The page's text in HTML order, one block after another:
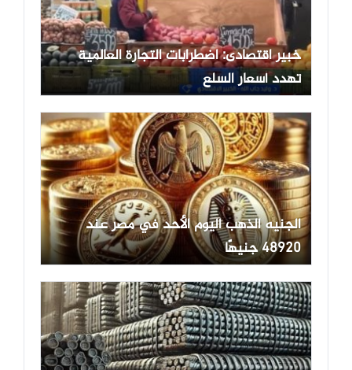
خبير اقتصادى: اضطرابات التجارة العالمية
تهدد أسعار السلع
الجنيه الذهب اليوم الأحد في مصر عند
48920 جنيهًا